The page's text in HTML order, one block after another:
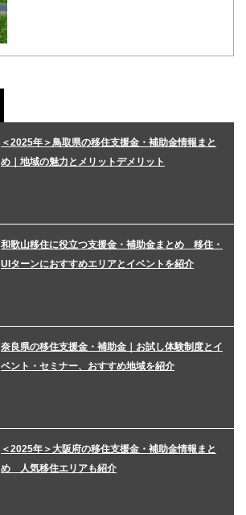
＜2025年＞鳥取県の移住支援金・補助金情報まと
め｜地域の魅力とメリットデメリット
和歌山移住に役立つ支援金・補助金まとめ 移住・
UIターンにおすすめエリアとイベントを紹介
奈良県の移住支援金・補助金｜お試し体験制度とイ
ベント・セミナー、おすすめ地域を紹介
＜2025年＞大阪府の移住支援金・補助金情報まと
め 人気移住エリアも紹介